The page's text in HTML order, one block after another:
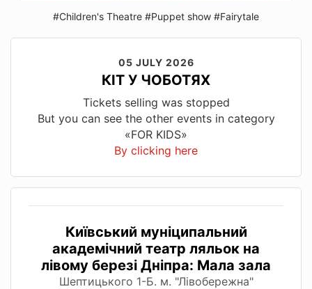
#Children's Theatre #Puppet show #Fairytale
05 JULY 2026
КІТ У ЧОБОТЯХ
Tickets selling was stopped
But you can see the other events in category
«FOR KIDS»
By clicking here
Київський муніципальний
академічний театр ляльок на
лівому березі Дніпра: Мала зала
Шептицького 1-Б. м. "Лівобережна"